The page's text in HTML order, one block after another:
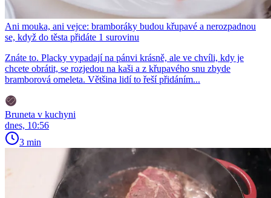
Ani mouka, ani vejce: bramboráky budou křupavé a nerozpadnou
se, když do těsta přidáte 1 surovinu
Znáte to. Placky vypadají na pánvi krásně, ale ve chvíli, kdy je
chcete obrátit, se rozjedou na kaši a z křupavého snu zbyde
bramborová omeleta. Většina lidí to řeší přidáním...
Bruneta v kuchyni
dnes, 10:56
3 min